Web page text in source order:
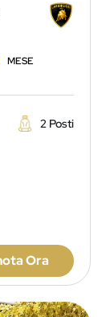
MESE
2 Posti
Ora